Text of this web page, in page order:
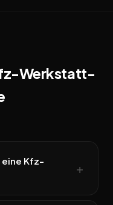
Werkstatt-
eine Kfz-